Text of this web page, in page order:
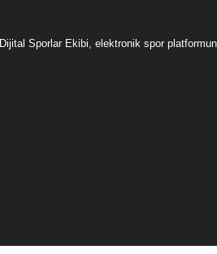
Dijital Sporlar Ekibi, elektronik spor